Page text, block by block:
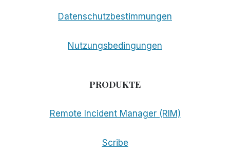
Datenschutzbestimmungen
Nutzungsbedingungen
PRODUKTE
Remote Incident Manager (RIM)
Scribe